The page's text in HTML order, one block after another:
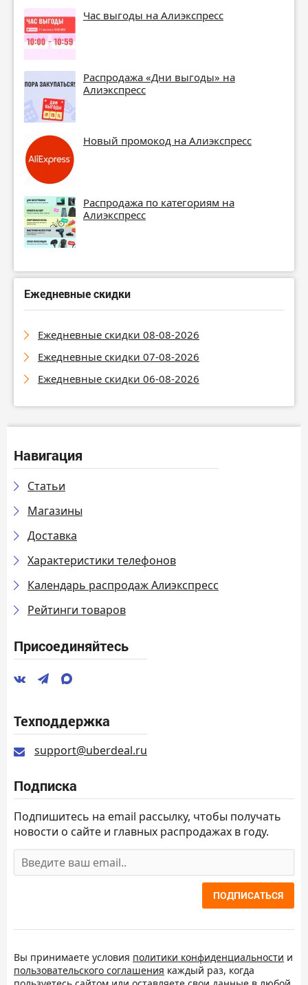
Час выгоды на Алиэкспресс
Распродажа «Дни выгоды» на
Алиэкспресс
Новый промокод на Алиэкспресс
Распродажа по категориям на
Алиэкспресс
Ежедневные скидки
Ежедневные скидки 08-08-2026
Ежедневные скидки 07-08-2026
Ежедневные скидки 06-08-2026
Навигация
Статьи
Магазины
Доставка
Характеристики телефонов
Календарь распродаж Алиэкспресс
Рейтинги товаров
Присоединяйтесь
Техподдержка
support@uberdeal.ru
Подписка
Подпишитесь на email рассылку, чтобы получать
новости о сайте и главных распродажах в году.
ПОДПИСАТЬСЯ
Вы принимаете условия политики конфиденциальности и
пользовательского соглашения каждый раз, когда